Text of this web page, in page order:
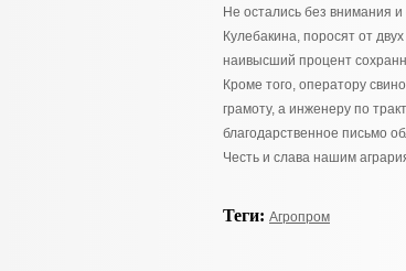
Не остались без внимания
Кулебакина, поросят от
наивысший процент
Кроме того, оператору
грамоту, а инженеру по
благодарственное письмо
Честь и слава нашим
Теги: Агропром